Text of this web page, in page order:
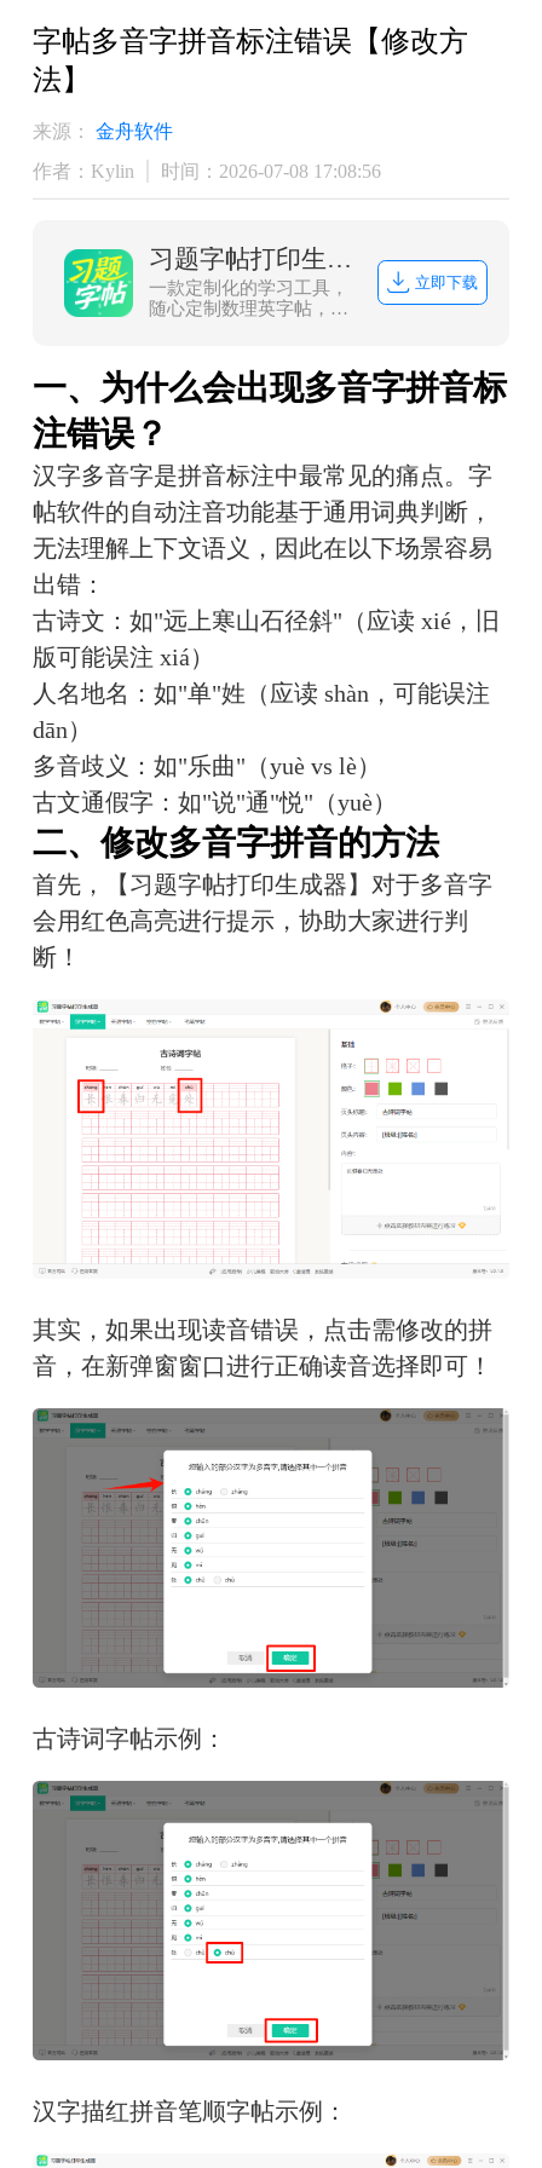
字帖多音字拼音标注错误【修改方
法】
来源：
金舟软件
作者：Kylin
时间：2026-07-08 17:08:56
习题字帖打印生成器
一款定制化的学习工具，
随心定制数理英字帖，一
立即下载
一、为什么会出现多音字拼音标
注错误？
汉字多音字是拼音标注中最常见的痛点。字
帖软件的自动注音功能基于通用词典判断，
无法理解上下文语义，因此在以下场景容易
出错：
古诗文：如"远上寒山石径斜"（应读 xié，旧
版可能误注 xiá）
人名地名：如"单"姓（应读 shàn，可能误注
dān）
多音歧义：如"乐曲"（yuè vs lè）
古文通假字：如"说"通"悦"（yuè）
二、修改多音字拼音的方法
首先，【习题字帖打印生成器】对于多音字
会用红色高亮进行提示，协助大家进行判
断！
其实，如果出现读音错误，点击需修改的拼
音，在新弹窗窗口进行正确读音选择即可！
古诗词字帖示例：
汉字描红拼音笔顺字帖示例：